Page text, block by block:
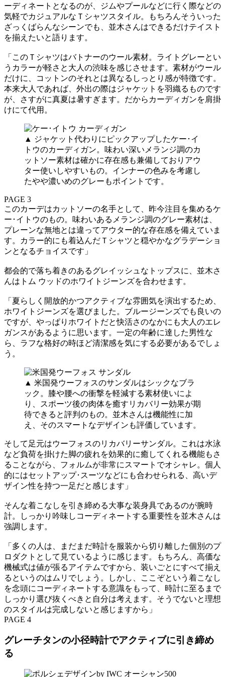
ーディネートとなるのが、ジムやプールなどに行く際などの
気軽でカジュアルなＴシャツスタイル。もちろんそういった
ざっくばらんなシーンでも、並木さんはできるだけテイスト
を揃えたいと語ります。
「このＴシャツはバトナーのウール素材。ライトグレーとい
うカラーが軽さと大人の渋味を感じさせます。素材がウール
だけに、コットンのそれとは異なるしっとり感が特徴です。
本来大人であれば、外出の際はジャケットを羽織るものです
が、さすがに真夏は暑すぎます。だからカーディガンを肩掛
けにて代用。
▲ ジャケット代わりにピックアップしたケー･イ
トウのカーディガン。味わい深いメランジ調のカ
ットソー素材は確かに存在感も兼備しておりアウ
ター使いしやすいもの。インナーの色みを考慮し
たやや濃いめのグレーもポイントです。
PAGE 3
このカーデはカットソーの名手として、昨今注目を集めるケ
ー･イトウのもの。味わいあるメランジ調のグレー素材は、
プレーンな無地とは違ってアウター的な存在感を備えていま
す。カラー的にも着込んだＴシャツと穏やかなグラデーショ
ンとなるチョイスです」
都会的で落ち着きのあるグレイッシュなトップスに、並木さ
んはトム ウッドのホワイトジーンズを合わせます。
「夏らしく開放的かつアクティブな雰囲気を演出するため、
ホワイトジーンズを選びました。ブルージーンズでも良いの
ですが、やっぱりホワイトだと快活さのなかにも大人のエレ
ガンスがあるように思います。一定の年齢に達した男性な
ら、ラフな格好の時ほど清潔感を気にする必要があるでしょ
う。
▲ 米国発ウーフォスのサンダルはシックなブラ
ック。膝や腰への衝撃を軽減する素材使いによ
り、スポーツ後の肉体を癒すリカバリー効果が期
待できると評判のもの。並木さんは機能性に加
え、そのスマートなデザインも評価しています。
そして足元はウーフォスのリカバリーサンダル。これは水泳
など負荷を掛けた脚の疲れを効果的に癒してくれる機能もさ
ることながら、フォルムが非常にスマートでオシャレ。個人
的にはセットアップ･スーツなどにも合わせられる、高いデ
ザイン性を持つ一足だと感じます」
そんな着こなしを引き締める大事な装身具であるのが腕時
計。しっかり吟味しコーディネートする重要性を並木さんは
強調します。
「多くの人は、まだまだ時計を服装から切り離した個別のプ
ロダクトとして見ているように感じます。もちろん、高価な
機械式は値が張るアイテムですから、装いごとにすべて揃え
るというのはムリでしょう。しかし、ここぞという着こなし
を念頭にコーディネートする意識をもって、時計に至るまで
しっかり選び抜くべきと自分は考えます。そうでないと理想
のスタイルは完成しないと感じますから」
PAGE 4
グレーチタンの小径時計でアクティブに引き締め
る